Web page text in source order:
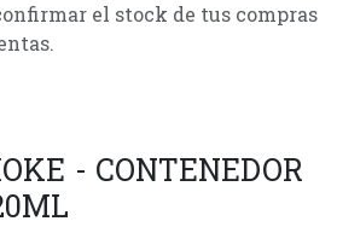
el stock de tus compras
- CONTENEDOR